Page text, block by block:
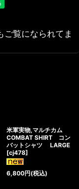
ご覧になられてま
米軍実物,マルチカム
COMBAT SHIRT コン
バットシャツ LARGE
[cj478]
6,800円(税込)